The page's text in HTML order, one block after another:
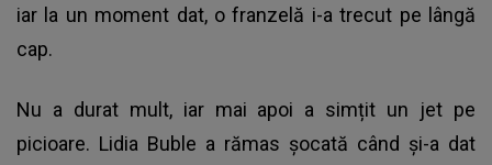
iar la un moment dat, o franzelă i-a trecut pe lângă
cap.
Nu a durat mult, iar mai apoi a simțit un jet pe
picioare. Lidia Buble a rămas șocată când și-a dat